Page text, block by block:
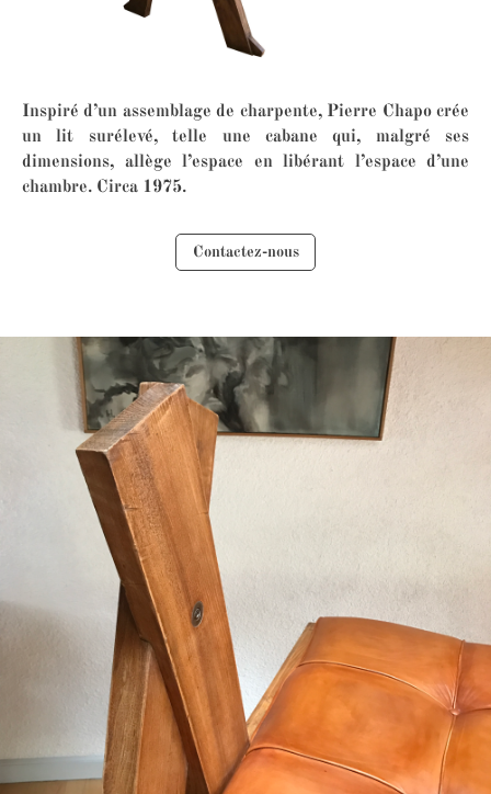
Inspiré d’un assemblage de charpente, Pierre Chapo crée
un lit surélevé, telle une cabane qui, malgré ses
dimensions, allège l’espace en libérant l’espace d’une
chambre. Circa 1975.
Contactez-nous